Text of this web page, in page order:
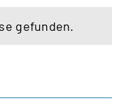
gefunden.